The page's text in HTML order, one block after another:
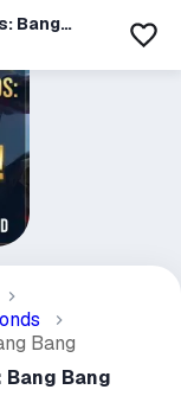
Bang
Bang
Bang